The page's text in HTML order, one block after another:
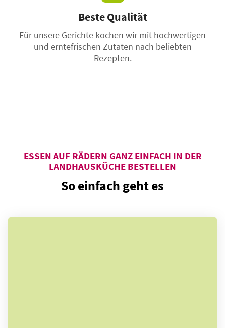
Beste Qualität
Für unsere Gerichte kochen wir mit hochwertigen
und erntefrischen Zutaten nach beliebten
Rezepten.
So einfach geht es
ESSEN AUF RÄDERN GANZ EINFACH IN DER
LANDHAUSKÜCHE BESTELLEN